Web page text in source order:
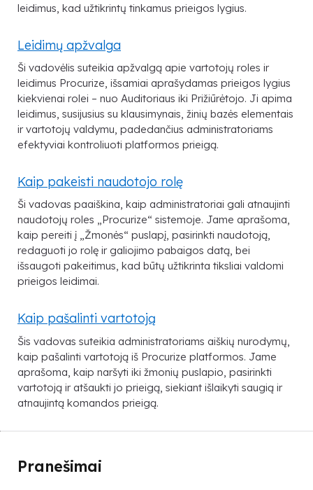
leidimus, kad užtikrintų tinkamus prieigos lygius.
Leidimų apžvalga
Ši vadovėlis suteikia apžvalgą apie vartotojų roles ir
leidimus Procurize, išsamiai aprašydamas prieigos lygius
kiekvienai rolei – nuo Auditoriaus iki Prižiūrėtojo. Ji apima
leidimus, susijusius su klausimynais, žinių bazės elementais
ir vartotojų valdymu, padedančius administratoriams
efektyviai kontroliuoti platformos prieigą.
Kaip pakeisti naudotojo rolę
Ši vadovas paaiškina, kaip administratoriai gali atnaujinti
naudotojų roles „Procurize“ sistemoje. Jame aprašoma,
kaip pereiti į „Žmonės“ puslapį, pasirinkti naudotoją,
redaguoti jo rolę ir galiojimo pabaigos datą, bei
išsaugoti pakeitimus, kad būtų užtikrinta tiksliai valdomi
prieigos leidimai.
Kaip pašalinti vartotoją
Šis vadovas suteikia administratoriams aiškių nurodymų,
kaip pašalinti vartotoją iš Procurize platformos. Jame
aprašoma, kaip naršyti iki žmonių puslapio, pasirinkti
vartotoją ir atšaukti jo prieigą, siekiant išlaikyti saugią ir
atnaujintą komandos prieigą.
Pranešimai